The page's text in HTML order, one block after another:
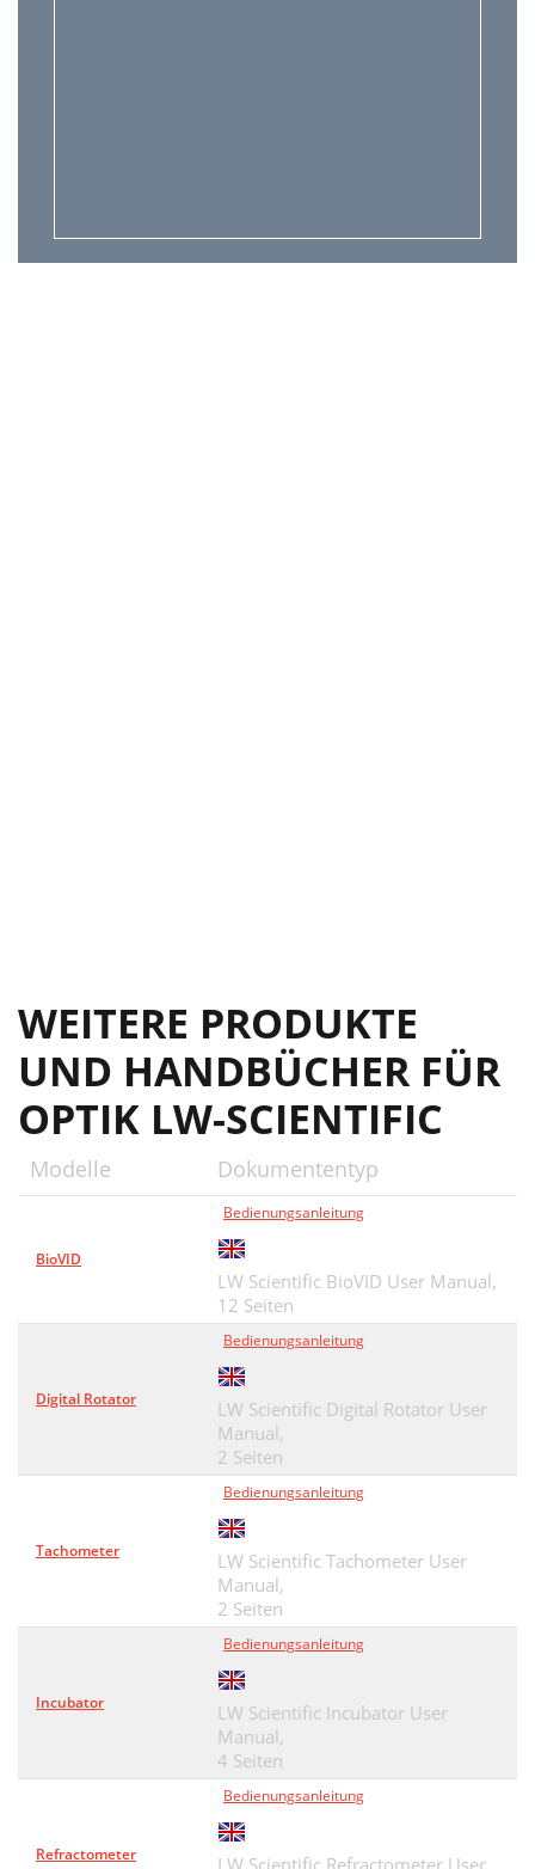
WEITERE PRODUKTE
UND HANDBÜCHER FÜR
OPTIK LW-SCIENTIFIC
Modelle Dokumententyp
BioVID
Bedienungsanleitung
LW Scientific BioVID User Manual,
12 Seiten
Digital Rotator
Bedienungsanleitung
LW Scientific Digital Rotator User
Manual,
2 Seiten
Tachometer
Bedienungsanleitung
LW Scientific Tachometer User
Manual,
2 Seiten
Incubator
Bedienungsanleitung
LW Scientific Incubator User
Manual,
4 Seiten
Refractometer
Bedienungsanleitung
LW Scientific Refractometer User